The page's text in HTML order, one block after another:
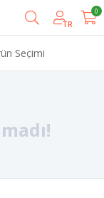
TR
0